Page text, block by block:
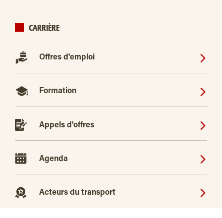
CARRIÈRE
Offres d'emploi
Formation
Appels d'offres
Agenda
Acteurs du transport